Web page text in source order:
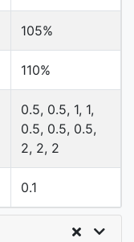
105%
110%
0.5, 0.5, 1, 1,
0.5, 0.5, 0.5,
2, 2, 2
0.1